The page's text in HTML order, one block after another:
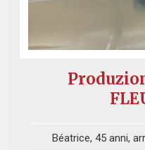
Béatrice, 45 anni,